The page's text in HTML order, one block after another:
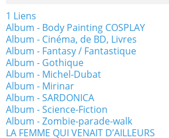
1 Liens
Album - Body Painting COSPLAY
Album - Cinéma, de BD, Livres
Album - Fantasy / Fantastique
Album - Gothique
Album - Michel-Dubat
Album - Mirinar
Album - SARDONICA
Album - Science-Fiction
Album - Zombie-parade-walk
LA FEMME QUI VENAIT D’AILLEURS